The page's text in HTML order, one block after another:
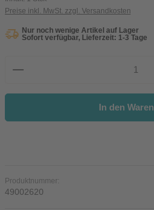
Preise inkl. MwSt. zzgl. Versandkosten
Nur noch wenige Artikel auf Lager
Sofort verfügbar, Lieferzeit: 1-3 Tage
Produkt Anzahl: Gib den
In den
Produktnummer:
49002620